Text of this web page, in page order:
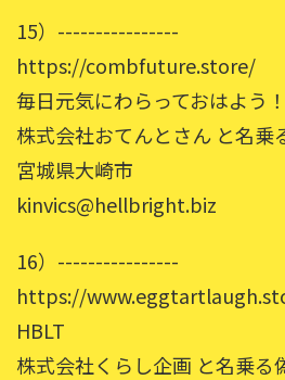
15）----------------
https://combfuture.store/
毎日元気にわらっておはよう！
株式会社おてんとさん と名乗
宮城県大崎市
kinvics@hellbright.biz
16）----------------
https://
HBLT
株式会社くらし企画 と名乗る